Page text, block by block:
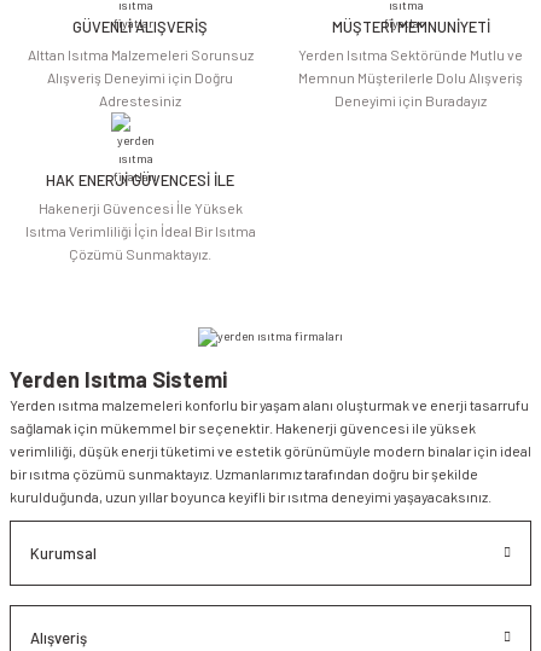
Bu ürüne benzer farklı alternatifler olmalı.
GÜVENLİ ALIŞVERİŞ
Alttan Isıtma Malzemeleri Sorunsuz
Alışveriş Deneyimi için Doğru
Adrestesiniz
MÜŞTERİ MEMNUNİYETİ
Yerden Isıtma Sektöründe Mutlu ve
Memnun Müşterilerle Dolu Alışveriş
Deneyimi için Buradayız
HAK ENERJİ GÜVENCESİ İLE
Hakenerji Güvencesi İle Yüksek
Isıtma Verimliliği İçin İdeal Bir Isıtma
Çözümü Sunmaktayız.
Yerden Isıtma Sistemi
Yerden ısıtma malzemeleri konforlu bir yaşam alanı oluşturmak ve enerji tasarrufu
sağlamak için mükemmel bir seçenektir. Hakenerji güvencesi ile yüksek
verimliliği, düşük enerji tüketimi ve estetik görünümüyle modern binalar için ideal
bir ısıtma çözümü sunmaktayız. Uzmanlarımız tarafından doğru bir şekilde
kurulduğunda, uzun yıllar boyunca keyifli bir ısıtma deneyimi yaşayacaksınız.
Kurumsal
Alışveriş